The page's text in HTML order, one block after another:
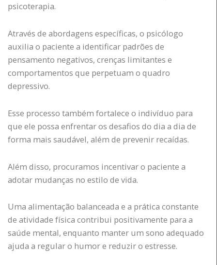
psicoterapia.
Através de abordagens específicas, o psicólogo
auxilia o paciente a identificar padrões de
pensamento negativos, crenças limitantes e
comportamentos que perpetuam o quadro
depressivo.
Esse processo também fortalece o indivíduo para
que ele possa enfrentar os desafios do dia a dia de
forma mais saudável, além de prevenir recaídas.
Além disso, procuramos incentivar o paciente a
adotar mudanças no estilo de vida.
Uma alimentação balanceada e a prática constante
de atividade física contribui positivamente para a
saúde mental, enquanto manter um sono adequado
ajuda a regular o humor e reduzir o estresse.